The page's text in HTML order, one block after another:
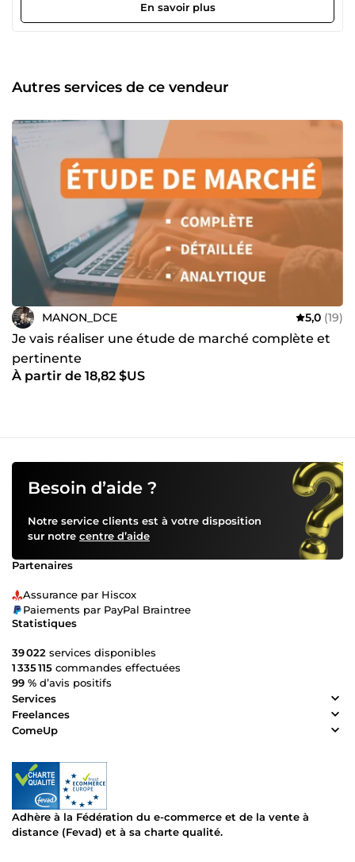
En savoir plus
Autres services de ce vendeur
MANON_DCE 5,0 (19)
Je vais réaliser une étude de marché complète et
pertinente
À partir de 18,82 $US
Besoin d’aide ?
Notre service clients est à votre disposition
sur notre centre d’aide
Partenaires
Assurance par Hiscox
Paiements par PayPal Braintree
Statistiques
39 022 services disponibles
1 335 115 commandes effectuées
99 % d’avis positifs
Services
Freelances
ComeUp
Adhère à la Fédération du e-commerce et de la vente à
distance (Fevad) et à sa charte qualité.